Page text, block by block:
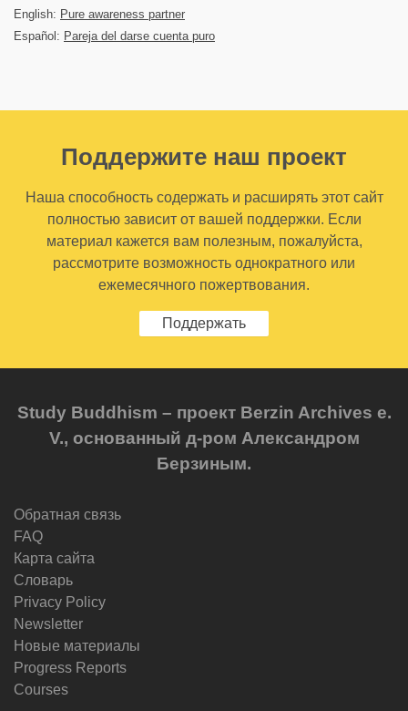
English: Pure awareness partner
Español: Pareja del darse cuenta puro
Поддержите наш проект
Наша способность содержать и расширять этот сайт
полностью зависит от вашей поддержки. Если
материал кажется вам полезным, пожалуйста,
рассмотрите возможность однократного или
ежемесячного пожертвования.
Поддержать
Study Buddhism – проект Berzin Archives e.
V., основанный д-ром Александром
Берзиным.
Обратная связь
FAQ
Карта сайта
Словарь
Privacy Policy
Newsletter
Новые материалы
Progress Reports
Courses